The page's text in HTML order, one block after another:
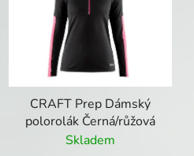
CRAFT Prep Dámský
polorolák Černá/růžová
Skladem